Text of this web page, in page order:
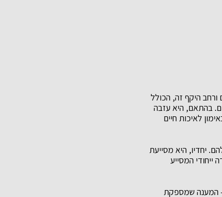
מרשים ורחב היקף זה, הכולל
בהתאם, היא עזבה
לאיכות חיים
יחדיו, היא מסייעת
המסייע
– המענה שמספקת